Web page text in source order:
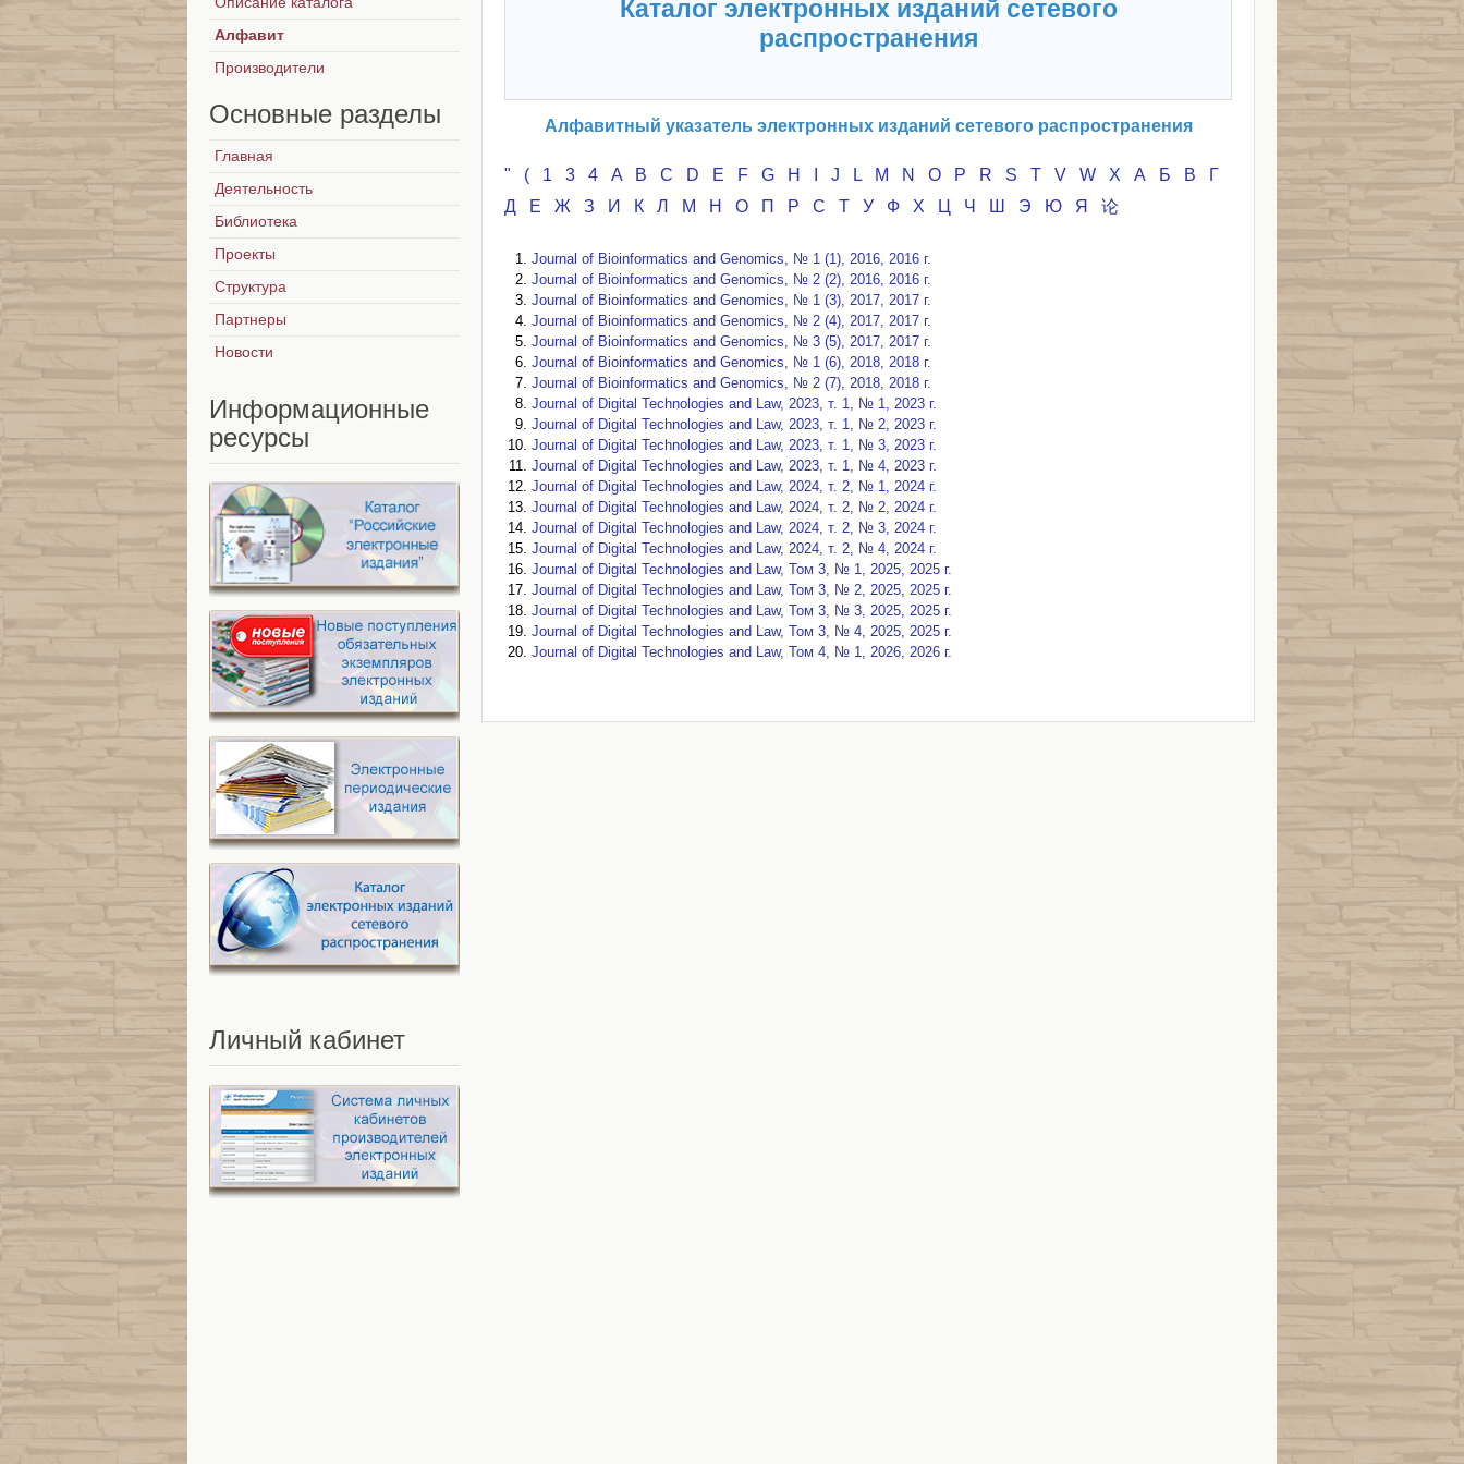
Каталог электронных изданий сетевого
распространения
Алфавитный указатель электронных изданий сетевого распространения
" ( 1 3 4 A B C D E F G H J L M N O P R S T V W X А Б В
Г
Д
Е Ж З И К Л М Н О П Р С Т У Ф Х Ц Ч Ш Э Ю Я 论
Journal of Bioinformatics and Genomics, № 1 (1), 2016, 2016 г.
Journal of Bioinformatics and Genomics, № 2 (2), 2016, 2016 г.
Journal of Bioinformatics and Genomics, № 1 (3), 2017, 2017 г.
Journal of Bioinformatics and Genomics, № 2 (4), 2017, 2017 г.
Journal of Bioinformatics and Genomics, № 3 (5), 2017, 2017 г.
Journal of Bioinformatics and Genomics, № 1 (6), 2018, 2018 г.
Journal of Bioinformatics and Genomics, № 2 (7), 2018, 2018 г.
Journal of Digital Technologies and Law, 2023, т. 1, № 1, 2023 г.
Journal of Digital Technologies and Law, 2023, т. 1, № 2, 2023 г.
Journal of Digital Technologies and Law, 2023, т. 1, № 3, 2023 г.
Journal of Digital Technologies and Law, 2023, т. 1, № 4, 2023 г.
Journal of Digital Technologies and Law, 2024, т. 2, № 1, 2024 г.
Journal of Digital Technologies and Law, 2024, т. 2, № 2, 2024 г.
Journal of Digital Technologies and Law, 2024, т. 2, № 3, 2024 г.
Journal of Digital Technologies and Law, 2024, т. 2, № 4, 2024 г.
Journal of Digital Technologies and Law, Том 3, № 1, 2025, 2025 г.
Journal of Digital Technologies and Law, Том 3, № 2, 2025, 2025 г.
Journal of Digital Technologies and Law, Том 3, № 3, 2025, 2025 г.
Journal of Digital Technologies and Law, Том 3, № 4, 2025, 2025 г.
Journal of Digital Technologies and Law, Том 4, № 1, 2026, 2026 г.
Алфавит
Производители
Основные разделы
Главная
Деятельность
Библиотека
Проекты
Структура
Партнеры
Новости
Информационные
ресурсы
Личный кабинет